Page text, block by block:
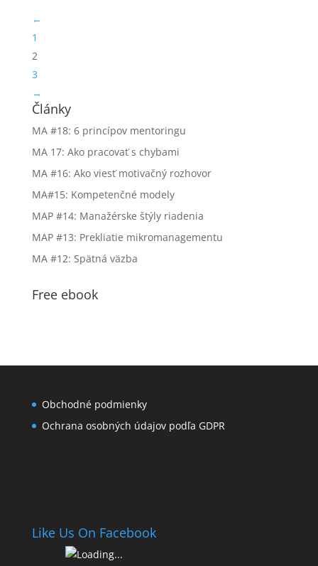
←
1
2
3
→
Články
MA #18: 6 princípov mentoringu
MA 17: Ako pracovať s chybami
MA #16: Ako viesť motivačný rozhovor
MA#15: Kompetenčné modely
MAP #14: Manažérske štýly riadenia
MAP #13: Prekliatie mikromanagementu
MA #12: Spätná väzba
Free ebook
Obchodné podmienky
Ochrana osobných údajov podľa GDPR
Like Us On Facebook